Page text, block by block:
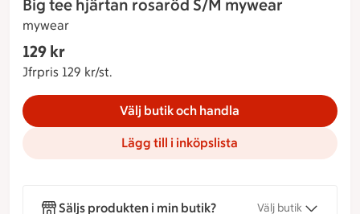
Big tee hjärtan rosaröd S/M mywear
mywear
129 kr
Jfrpris 129 kr/st.
Välj butik och handla
Lägg till i inköpslista
Säljs produkten i min butik? Välj butik